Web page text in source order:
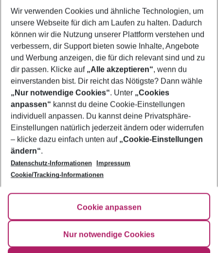
Flug & Hotel Sölden
Last Minute Sölden
Frübucher Angebote Sölden für 2026
Urlaub Sölden
Footer
Footer navigation
Über uns
AGB
Bestpreisgarantie
Cookie-Einstellungen ändern
Cookie-Richtlinie
Impressum
Agenturbetreuung
Barrierefreies Reisen
HanseMerkur Reiseversicherung
Hilfe & Kontakt
Folge uns
Wir verwenden Cookies und ähnliche Technologien, um
unsere Webseite für dich am Laufen zu halten. Dadurch
können wir die Nutzung unserer Plattform verstehen und
verbessern, dir Support bieten sowie Inhalte, Angebote
und Werbung anzeigen, die für dich relevant sind und zu
dir passen. Klicke auf „Alle akzeptieren“, wenn du
einverstanden bist. Dir reicht das Nötigste? Dann wähle
„Nur notwendige Cookies“. Unter „Cookies
anpassen“ kannst du deine Cookie-Einstellungen
individuell anpassen. Du kannst deine Privatsphäre-
Einstellungen natürlich jederzeit ändern oder widerrufen
– klicke dazu einfach unten auf „Cookie-Einstellungen
ändern“.
Datenschutz-Informationen
Impressum
Cookie/Tracking-Informationen
Cookie anpassen
Nur notwendige Cookies